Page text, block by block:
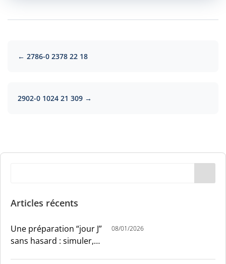
← 2786-0 2378 22 18
2902-0 1024 21 309 →
Articles récents
Une préparation “jour J”
sans hasard : simuler,
08/01/2026